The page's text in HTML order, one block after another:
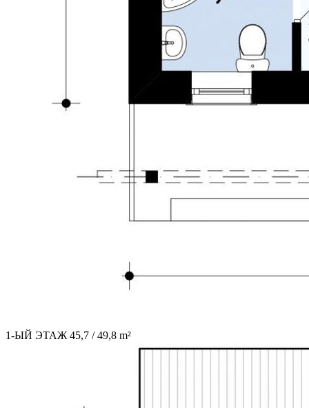
1-ЫЙ ЭТАЖ 45,7 / 49,8 m²